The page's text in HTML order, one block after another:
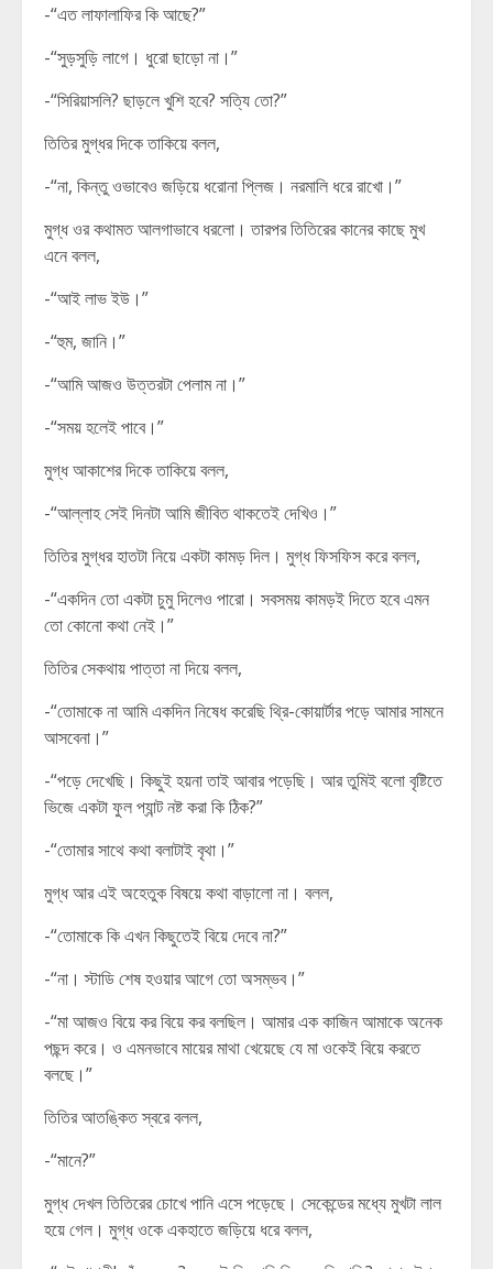
-“এত লাফালাফির কি আছে?”
-“সুড়সুড়ি লাগে। ধুরো ছাড়ো না।”
-“সিরিয়াসলি? ছাড়লে খুশি হবে? সত্যি তো?”
তিতির মুগ্ধর দিকে তাকিয়ে বলল,
-“না, কিন্তু ওভাবেও জড়িয়ে ধরোনা প্লিজ। নরমালি ধরে রাখো।”
মুগ্ধ ওর কথামত আলগাভাবে ধরলো। তারপর তিতিরের কানের কাছে মুখ
এনে বলল,
-“আই লাভ ইউ।”
-“হুম, জানি।”
-“আমি আজও উত্তরটা পেলাম না।”
-“সময় হলেই পাবে।”
মুগ্ধ আকাশের দিকে তাকিয়ে বলল,
-“আল্লাহ সেই দিনটা আমি জীবিত থাকতেই দেখিও।”
তিতির মুগ্ধর হাতটা নিয়ে একটা কামড় দিল। মুগ্ধ ফিসফিস করে বলল,
-“একদিন তো একটা চুমু দিলেও পারো। সবসময় কামড়ই দিতে হবে এমন
তো কোনো কথা নেই।”
তিতির সেকথায় পাত্তা না দিয়ে বলল,
-“তোমাকে না আমি একদিন নিষেধ করেছি থ্রি-কোয়ার্টার পড়ে আমার সামনে
আসবেনা।”
-“পড়ে দেখেছি। কিছুই হয়না তাই আবার পড়েছি। আর তুমিই বলো বৃষ্টিতে
ভিজে একটা ফুল প্যান্ট নষ্ট করা কি ঠিক?”
-“তোমার সাথে কথা বলাটাই বৃথা।”
মুগ্ধ আর এই অহেতুক বিষয়ে কথা বাড়ালো না। বলল,
-“তোমাকে কি এখন কিছুতেই বিয়ে দেবে না?”
-“না। স্টাডি শেষ হওয়ার আগে তো অসম্ভব।”
-“মা আজও বিয়ে কর বিয়ে কর বলছিল। আমার এক কাজিন আমাকে অনেক
পছন্দ করে। ও এমনভাবে মায়ের মাথা খেয়েছে যে মা ওকেই বিয়ে করতে
বলছে।”
তিতির আতঙ্কিত স্বরে বলল,
-“মানে?”
মুগ্ধ দেখল তিতিরের চোখে পানি এসে পড়েছে। সেকেন্ডের মধ্যে মুখটা লাল
হয়ে গেল। মুগ্ধ ওকে একহাতে জড়িয়ে ধরে বলল,